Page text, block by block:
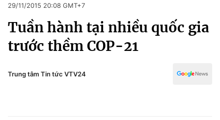
Chuyên mục
Chính trị
Xã hội
Xã hội
Pháp luật
Thể thao
Văn hóa - Giải trí
29/11/2015 20:08 GMT+7
Tuần hành tại nhiều quốc gia
trước thềm COP-21
Trung tâm Tin tức VTV24